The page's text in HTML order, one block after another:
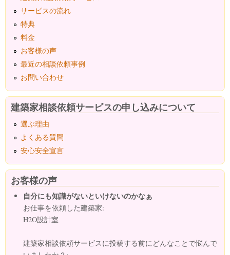
サービスの流れ
特典
料金
お客様の声
最近の相談依頼事例
お問い合わせ
建築家相談依頼サービスの申し込みについて
選ぶ理由
よくある質問
安心安全宣言
お客様の声
自分にも知識がないといけないのかなぁ
お仕事を依頼した建築家:
H2O設計室
建築家相談依頼サービスに投稿する前にどんなことで悩んで